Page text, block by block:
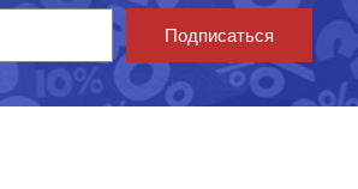
Подписаться